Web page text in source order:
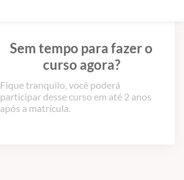
Sem tempo para fazer o
curso agora?
Fique tranquilo, você poderá
participar desse curso em até 2 anos
após a matrícula.